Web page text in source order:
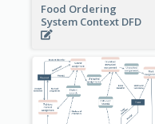
Food Ordering
System Context DFD